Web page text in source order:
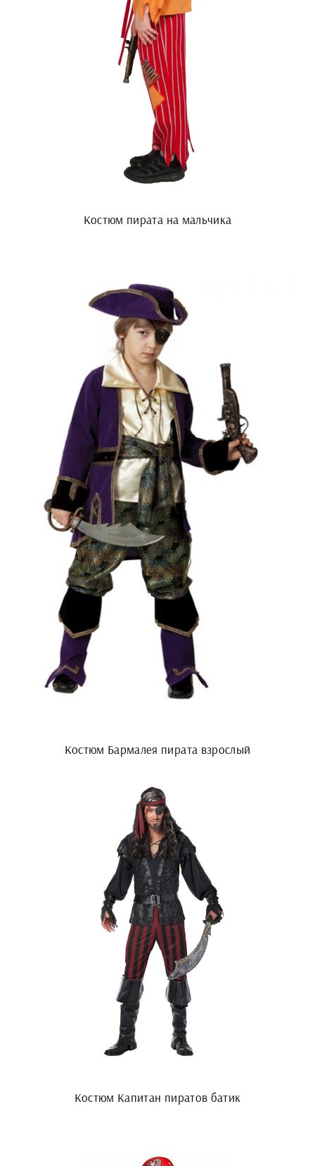
Костюм пирата на мальчика
Костюм Бармалея пирата взрослый
Костюм Капитан пиратов батик